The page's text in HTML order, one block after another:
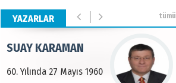
Gerçekleştirildi
YAZARLAR tümü
kazanır..
60. Yılında 27 Mayıs 1960
SUAY KARAMAN